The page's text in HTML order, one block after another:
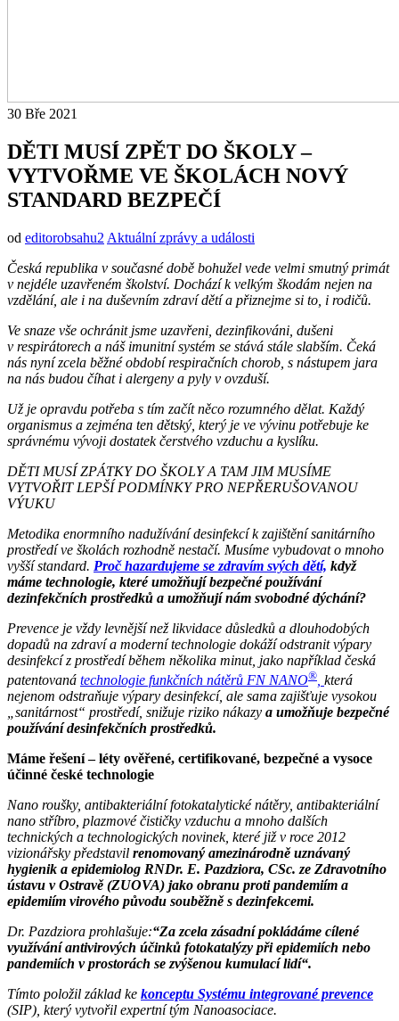
30 Bře 2021
DĚTI MUSÍ ZPĚT DO ŠKOLY –
VYTVOŘME VE ŠKOLÁCH NOVÝ
STANDARD BEZPEČÍ
od editorobsahu2 Aktuální zprávy a události
Česká republika v současné době bohužel vede velmi smutný primát
v nejdéle uzavřeném školství. Dochází k velkým škodám nejen na
vzdělání, ale i na duševním zdraví dětí a přiznejme si to, i rodičů.
Ve snaze vše ochránit jsme uzavřeni, dezinfikováni, dušeni
v respirátorech a náš imunitní systém se stává stále slabším. Čeká
nás nyní zcela běžné období respiračních chorob, s nástupem jara
na nás budou číhat i alergeny a pyly v ovzduší.
Už je opravdu potřeba s tím začít něco rozumného dělat. Každý
organismus a zejména ten dětský, který je ve vývinu potřebuje ke
správnému vývoji dostatek čerstvého vzduchu a kyslíku.
DĚTI MUSÍ ZPÁTKY DO ŠKOLY A TAM JIM MUSÍME
VYTVOŘIT LEPŠÍ PODMÍNKY PRO NEPŘERUŠOVANOU
VÝUKU
Metodika enormního nadužívání desinfekcí k zajištění sanitárního
prostředí ve školách rozhodně nestačí. Musíme vybudovat o mnoho
vyšší standard. Proč hazardujeme se zdravím svých dětí, když
máme technologie, které umožňují bezpečné používání
dezinfekčních prostředků a umožňují nám svobodné dýchání?
Prevence je vždy levnější než likvidace důsledků a dlouhodobých
dopadů na zdraví a moderní technologie dokáží odstranit výpary
desinfekcí z prostředí během několika minut, jako například česká
patentovaná technologie funkčních nátěrů FN NANO® která
nejenom odstraňuje výpary desinfekcí, ale sama zajišťuje vysokou
„sanitárnost“ prostředí, snižuje riziko nákazy a umožňuje bezpečné
používání desinfekčních prostředků.
Máme řešení – léty ověřené, certifikované, bezpečné a vysoce
účinné české technologie
Nano roušky, antibakteriální fotokatalytické nátěry, antibakteriální
nano stříbro, plazmové čističky vzduchu a mnoho dalších
technických a technologických novinek, které již v roce 2012
vizionářsky představil renomovaný amezinárodně uznávaný
hygienik a epidemiolog RNDr. E. Pazdziora, CSc. ze Zdravotního
ústavu v Ostravě (ZUOVA) jako obranu proti pandemiím a
epidemiím virového původu souběžně s dezinfekcemi.
Dr. Pazdziora prohlašuje:“Za zcela zásadní pokládáme cílené
využívání antivirových účinků fotokatalýzy při epidemiích nebo
pandemiích v prostorách se zvýšenou kumulací lidí“.
Tímto položil základ ke konceptu Systému integrované prevence
(SIP), který vytvořil expertní tým Nanoasociace.